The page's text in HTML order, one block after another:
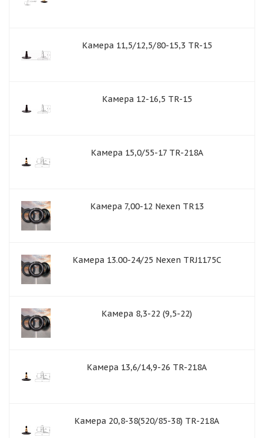
Камера 11,5/12,5/80-15,3 TR-15
Камера 12-16,5 TR-15
Камера 15,0/55-17 TR-218A
Камера 7,00-12 Nexen TR13
Камера 13.00-24/25 Nexen TRJ1175C
Камера 8,3-22 (9,5-22)
Камера 13,6/14,9-26 TR-218A
Камера 20,8-38(520/85-38) TR-218A